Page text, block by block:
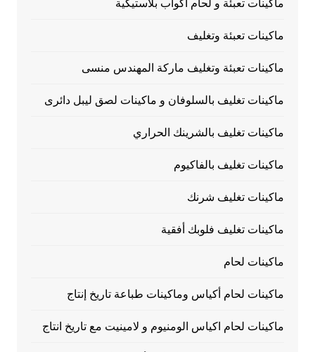
ماكينات تعبئة و لحام أكواب بلاستيكية
ماكينات تعبئة وتغليف
ماكينات تعبئة وتغليف ماركة المهندس منسى
ماكينات تغليف بالسلوفان و ماكينات لصق ليبل دائرى
ماكينات تغليف بالشرينك الحراري
ماكينات تغليف بالفاكيوم
ماكينات تغليف شرنك
ماكينات تغليف فلوبك أفقية
ماكينات لحام
ماكينات لحام أكياس وماكينات طباعة تاريخ إنتاج
ماكينات لحام اكياس الومنيوم و لامينيت مع تاريخ انتاج